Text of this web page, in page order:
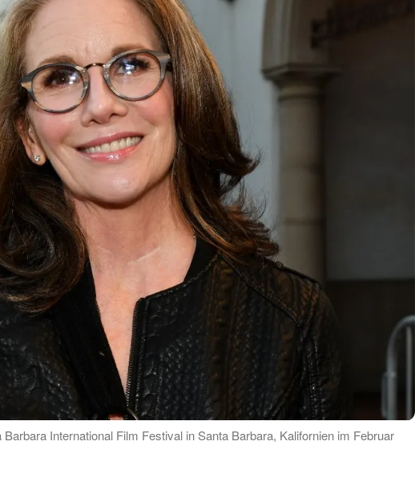
International Film Festival in Santa Barbara, Kalifornien im Februar